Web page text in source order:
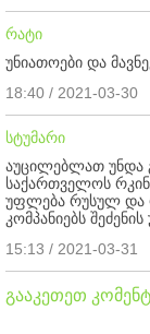
რატი
უნიათოები და
18:40 / 2021-03-30
სტუმარი
აუცილებლათ უნდა
საქართველოს
უფლება რუსულ და
კომპანიებს
15:13 / 2021-03-31
გააკეთეთ